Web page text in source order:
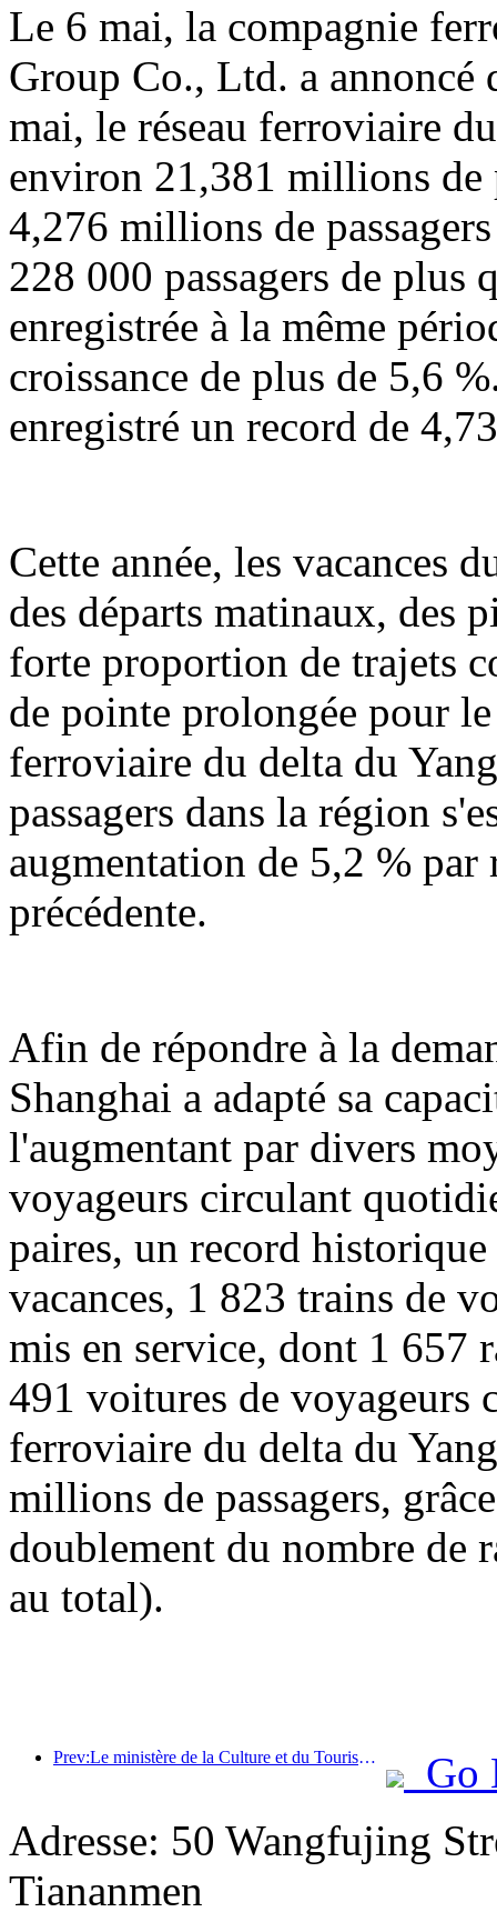
Le 6 mai, la compagnie
Group Co., Ltd. a annoncé
mai, le réseau ferroviaire
environ 21,381 millions de
4,276 millions de
228 000 passagers de plus
enregistrée à la même
croissance de plus de 5,6
enregistré un record de
Cette année, les vacances
des départs matinaux, des
forte proportion de trajets
de pointe prolongée pour
ferroviaire du delta du
passagers dans la région
augmentation de 5,2 % par
précédente.
Afin de répondre à la
Shanghai a adapté sa
l'augmentant par divers
voyageurs circulant
paires, un record
vacances, 1 823 trains de
mis en service, dont 1 657
491 voitures de voyageurs
ferroviaire du delta du
millions de passagers,
doublement du nombre de
au total).
Prev:Le ministère de la Culture et du Tourisme annonce officiellement les activités liées à la « Journée du tourisme en Chine du 19 mai » et prévoit d'allouer plus d'un milliard de yuans de subventions au public.
Go
Adresse: 50 Wangfujing
Tiananmen